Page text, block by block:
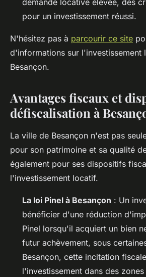
pour un investissement réussi.
N'hésitez pas à parcourir ce site
d'informations sur l'investissement
Besançon.
Avantages fiscaux et
défiscalisation à
La ville de Besançon n'est pas
pour son patrimoine et sa qualité
également pour ses dispositifs
l'investissement locatif.
La loi Pinel à Besançon : Un
bénéficier d'une réduction
Pinel lorsqu'il acquiert un bien
futur achèvement, sous
Besançon, cette incitation
l'investissement dans des